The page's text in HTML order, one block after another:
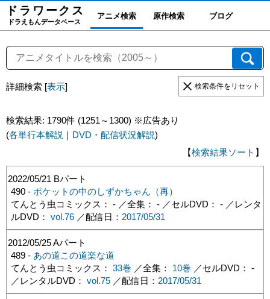
ドラワーク ス
ドラえもんデータベース
アニメ検索 原作検索 ブログ
詳細検索 [表示] 検索条件をリセット
検索結果: 1790件 (1251～1300) ※広告あり
(各単行本解説 ｜ DVD・配信状況解説)
【検索結果ソート 】
2022/05/21 Bパート
490 - ポケットの中のしずかちゃん（再）
てんとう虫コミックス： - ／全集： - ／セルDVD： - ／レンタ
ルDVD： vol.76／配信日： 2017/05/31
2012/05/25Aパート
489 - あの道この道楽な道
てんとう虫コミックス： 33巻 ／全集： 10巻 ／セルDVD： -
／レンタルDVD： vol.75／配信日： 2017/05/31